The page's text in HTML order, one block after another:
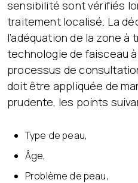
sensibilité sont vérifiés
traitement localisé. La
l’adéquation de la zone à
technologie de faisceau
processus de
doit être appliquée de
prudente, les points
Type de peau,
Âge,
Problème de peau,